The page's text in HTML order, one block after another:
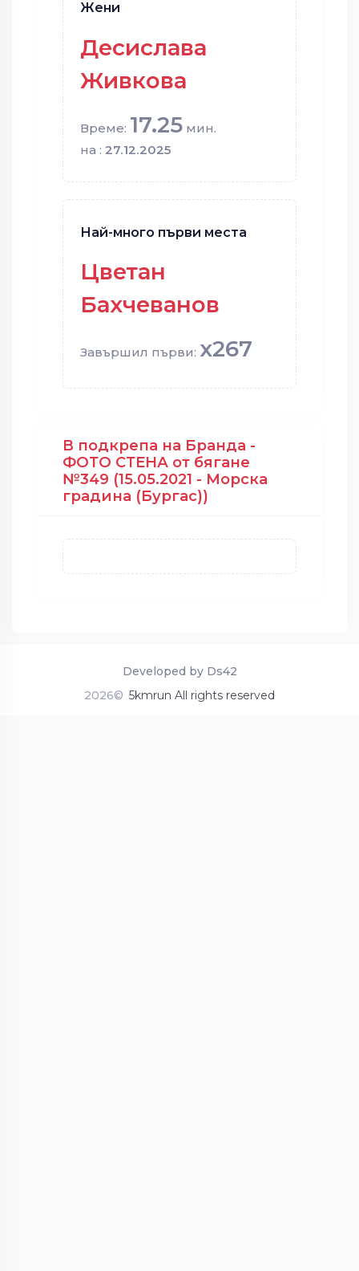
Жени
Десислава
Живкова
Време: 17.25 мин.
на : 27.12.2025
Най-много първи места
Цветан
Бахчеванов
Завършил първи: x267
В подкрепа на Бранда -
ФОТО СТЕНА от бягане
№349 (15.05.2021 - Морска
градина (Бургас))
2026© 5kmrun All rights reserved
Developed by Ds42